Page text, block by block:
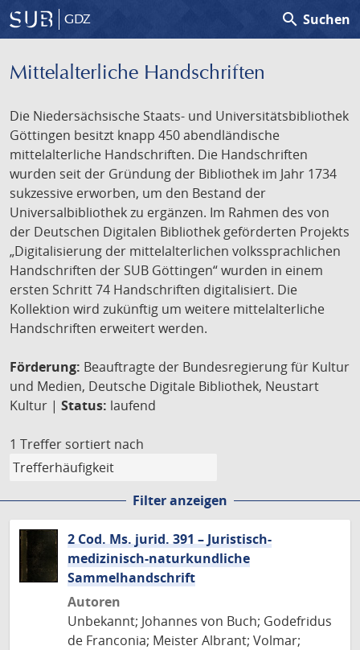
GDZ search Suchen
Mittelalterliche Handschriften
Die Niedersächsische Staats- und Universitätsbibliothek
Göttingen besitzt knapp 450 abendländische
mittelalterliche Handschriften. Die Handschriften
wurden seit der Gründung der Bibliothek im Jahr 1734
sukzessive erworben, um den Bestand der
Universalbibliothek zu ergänzen. Im Rahmen des von
der Deutschen Digitalen Bibliothek geförderten Projekts
„Digitalisierung der mittelalterlichen volkssprachlichen
Handschriften der SUB Göttingen“ wurden in einem
ersten Schritt 74 Handschriften digitalisiert. Die
Kollektion wird zukünftig um weitere mittelalterliche
Handschriften erweitert werden.
Förderung: Beauftragte der Bundesregierung für Kultur
und Medien, Deutsche Digitale Bibliothek, Neustart
Kultur | Status: laufend
1 Treffer sortiert nach
Filter anzeigen
2 Cod. Ms. jurid. 391 – Juristisch-
medizinisch-naturkundliche
Sammelhandschrift
Autoren
Unbekannt; Johannes von Buch; Godefridus
de Franconia; Meister Albrant; Volmar;